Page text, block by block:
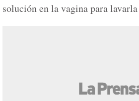
solución en la vagina para